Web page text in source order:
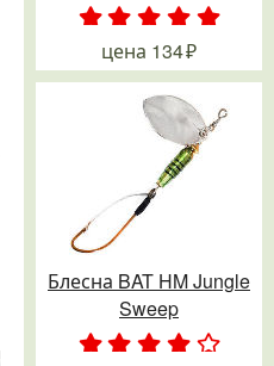
. .
цена 134
Блесна BAT HM Jungle
Sweep